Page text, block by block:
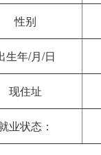
性别
生年/月/日
现住址
业状态：